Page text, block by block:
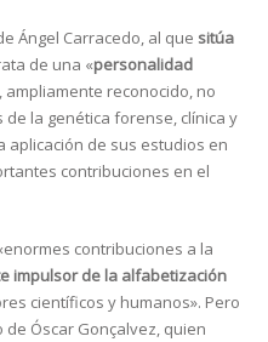
Ángel Carracedo, al que sitúa
de una «personalidad
ampliamente reconocido, no
la genética forense, clínica y
aplicación de sus estudios en
contribuciones en el
contribuciones a la
impulsor de la alfabetización
científicos y humanos». Pero
Óscar Gonçalvez, quien